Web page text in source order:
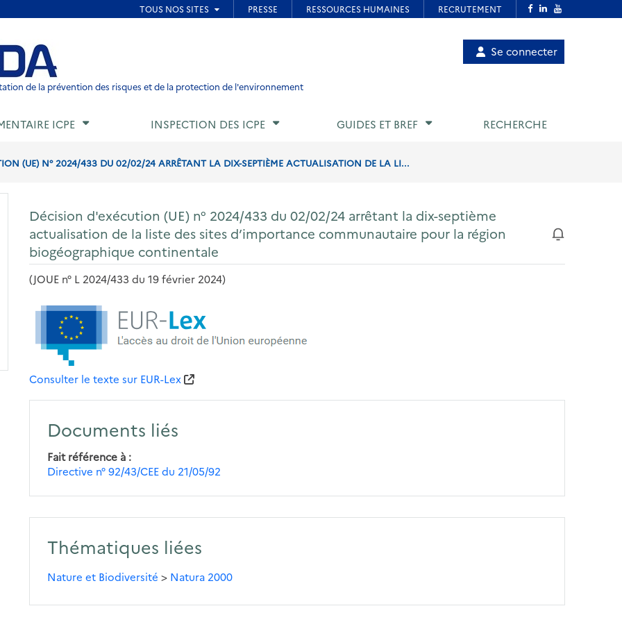
de page
de la prévention des risques et de la protection de l'environnement
Menu
utilisateur
Se connecter
ICPE INSPECTION DES ICPE GUIDES ET BREF RECHERCHE
(UE) N° 2024/433 DU 02/02/24 ARRÊTANT LA DIX-SEPTIÈME ACTUALISATION DE LA LI...
Décision d'exécution (UE) n° 2024/433 du 02/02/24 arrêtant la dix-septième
actualisation de la liste des sites d’importance communautaire pour la région
biogéographique continentale
(JOUE n° L 2024/433 du 19 février 2024)
Consulter le texte sur EUR-Lex
Documents liés
Fait référence à
Directive n° 92/43/CEE du 21/05/92
Thématiques liées
Nature et Biodiversité > Natura 2000